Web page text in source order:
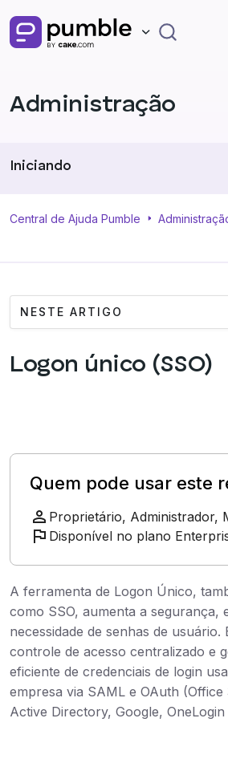
Administração
Integrações
Iniciando
Usando o Pumble
Administração
Central de Ajuda Pumble
NESTE ARTIGO
Logon único (SSO)
Quem pode usar este
Proprietário, Administrador,
Disponível no plano
A ferramenta de Logon Único,
como SSO, aumenta a segurança,
necessidade de senhas de usuário.
controle de acesso centralizado e
eficiente de credenciais de login
empresa via SAML e OAuth
Active Directory, Google, OneLogin